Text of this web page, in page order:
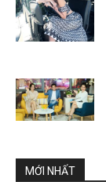
MỚI NHẤT